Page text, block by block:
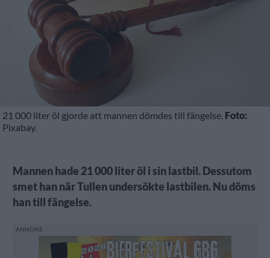
21 000 liter öl gjorde att mannen dömdes till fängelse. Foto:
Pixabay.
Mannen hade 21 000 liter öl i sin lastbil. Dessutom
smet han när Tullen undersökte lastbilen. Nu döms
han till fängelse.